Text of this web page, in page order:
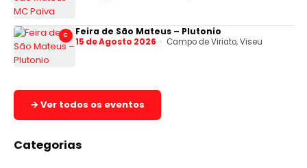
C Feira de São Mateus – Plutonio
15 de Agosto 2026 Campo de Viriato, Viseu
→ Ver todos os eventos
Categorias